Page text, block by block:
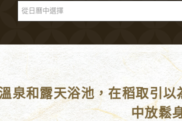
從日曆中選擇
泉和露天浴池，在稻取引
中放鬆